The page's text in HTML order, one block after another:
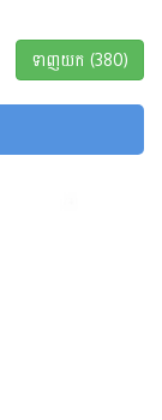
ទាញយក (380)